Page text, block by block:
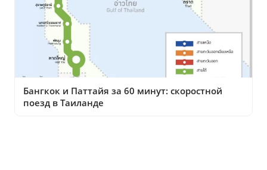
Бангкок и Паттайя за 60 минут: скоростной
поезд в Таиланде